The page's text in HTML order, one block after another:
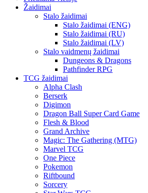
Žaidimai
Stalo žaidimai
Stalo žaidimai (ENG)
Stalo žaidimai (RU)
Stalo žaidimai (LV)
Stalo vaidmenų žaidimai
Dungeons & Dragons
Pathfinder RPG
TCG žaidimai
Alpha Clash
Berserk
Digimon
Dragon Ball Super Card Game
Flesh & Blood
Grand Archive
Magic: The Gathering (MTG)
Marvel TCG
One Piece
Pokemon
Riftbound
Sorcery